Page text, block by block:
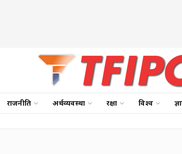
राजनीति अर्थव्यवस्था रक्षा विश्व